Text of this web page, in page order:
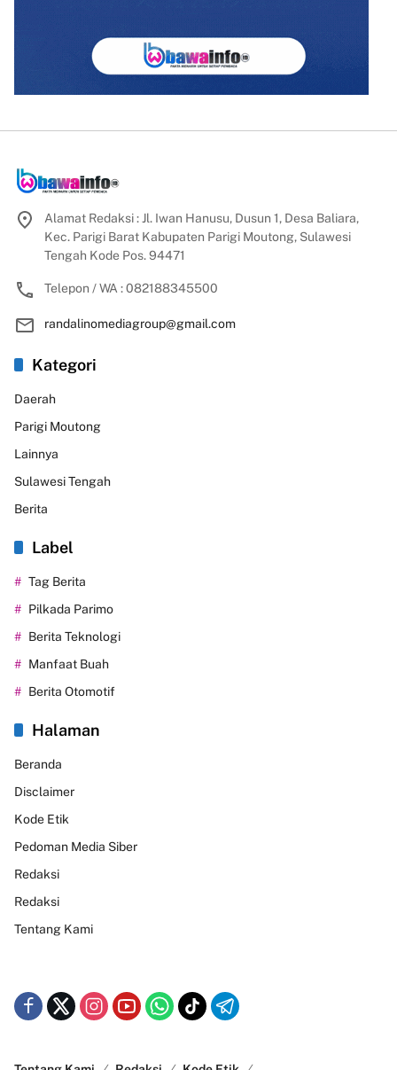
Alamat Redaksi : Jl. Iwan Hanusu, Dusun 1, Desa Baliara,
Kec. Parigi Barat Kabupaten Parigi Moutong, Sulawesi
Tengah Kode Pos. 94471
Telepon / WA : 082188345500
randalinomediagroup@gmail.com
Kategori
Daerah
Parigi Moutong
Lainnya
Sulawesi Tengah
Berita
Label
Tag Berita
Pilkada Parimo
Berita Teknologi
Manfaat Buah
Berita Otomotif
Halaman
Beranda
Disclaimer
Kode Etik
Pedoman Media Siber
Redaksi
Redaksi
Tentang Kami